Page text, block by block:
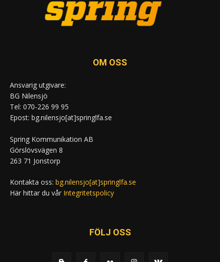
OM OSS
Ansvarig utgivare:
BG Nilensjö
Tel: 070-226 99 95
Epost: bg.nilensjo[at]springlfa.se
Spring Kommunikation AB
Görslövsvägen 8
263 71 Jonstorp
Kontakta oss: bg.nilensjo[at]springlfa.se
Här hittar du vår Integritetspolicy
FÖLJ OSS